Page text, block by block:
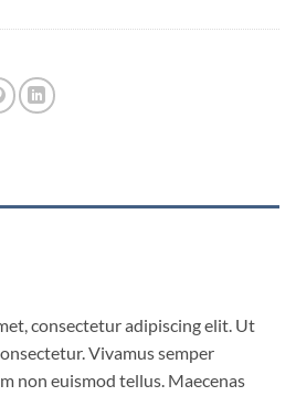
consectetur adipiscing elit. Ut
Vivamus semper
non euismod tellus. Maecenas